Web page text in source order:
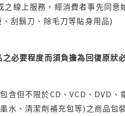
線上服務，經消費者事先同意
刮鬍刀、除毛刀等貼身用品)
必要程度而須負擔為回復原
含但不限於CD、VCD、DVD
水、清潔劑補充包等)之商品包